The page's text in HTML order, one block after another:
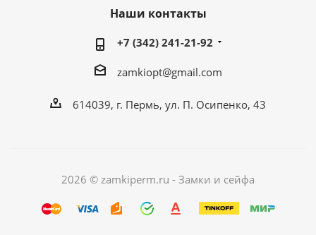
Наши контакты
+7 (342) 241-21-92
zamkiopt@gmail.com
614039, г. Пермь, ул. П. Осипенко, 43
2026 © zamkiperm.ru - Замки и сейфа